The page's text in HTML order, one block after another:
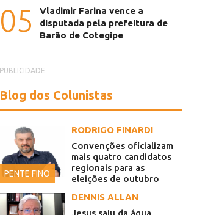
05
Vladimir Farina vence a
disputada pela prefeitura de
Barão de Cotegipe
PUBLICIDADE
Blog dos Colunistas
PENTE FINO
RODRIGO FINARDI
Convenções oficializam
mais quatro candidatos
regionais para as
eleições de outubro
DENNIS ALLAN